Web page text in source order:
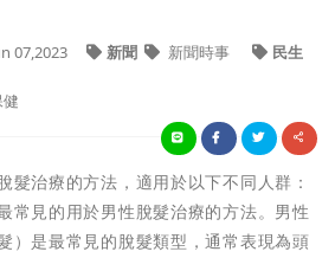
07,2023 新聞 新聞時事 民生
髮治療的方法，適用於以下不同人群：
常見的用於男性脫髮治療的方法。男性
）是最常見的脫髮類型，通常表現為頭